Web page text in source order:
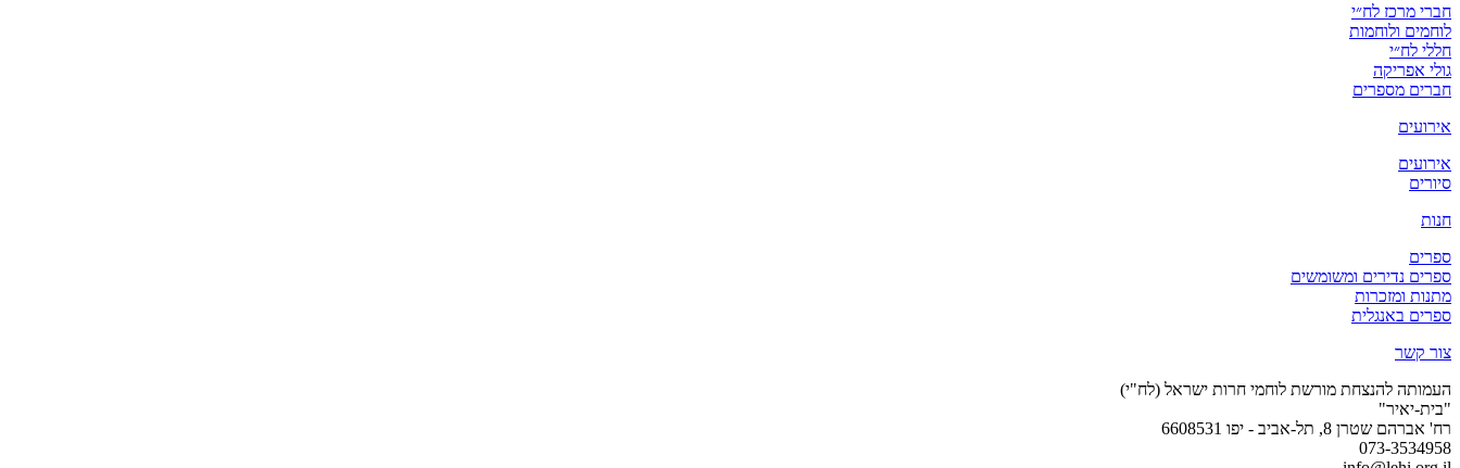
חברי מרכז לח״י
לוחמים ולוחמות
חללי לח״י
גולי אפריקה
חברים מספרים
אירועים
אירועים
סיורים
חנות
ספרים
ספרים נדירים ומשומשים
מתנות ומזכרות
ספרים באנגלית
צור קשר
העמותה להנצחת מורשת לוחמי חרות ישראל (לח"י)
"בית-יאיר"
רח' אברהם שטרן 8, תל-אביב - יפו 6608531
073-3534958